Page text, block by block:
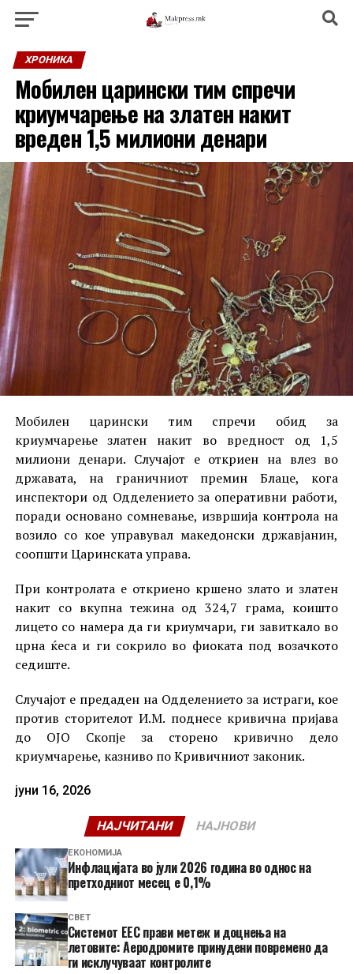
ХРОНИКА
Мобилен царински тим спречи
криумчарење на златен накит
вреден 1,5 милиони денари
Мобилен царински тим спречи обид за
криумчарење златен накит во вредност од 1,5
милиони денари. Случајот е откриен на влез во
државата, на граничниот премин Блаце, кога
инспектори од Одделението за оперативни работи,
поради основано сомневање, извршија контрола на
возило со кое управувал македонски државјанин,
соопшти Царинската управа.
При контролата е откриено кршено злато и златен
накит со вкупна тежина од 324,7 грама, коишто
лицето со намера да ги криумчари, ги завиткало во
црна ќеса и ги сокрило во фиоката под возачкото
седиште.
Случајот е предаден на Одделението за истраги, кое
против сторителот И.М. поднесе кривична пријава
до ОЈО Скопје за сторено кривично дело
криумчарење, казниво по Кривичниот законик.
јуни 16, 2026
НАЈЧИТАНИ НАЈНОВИ
ЕКОНОМИЈА
Инфлацијата во јули 2026 година во однос на
претходниот месец е 0,1%
СВЕТ
Системот ЕЕС прави метеж и доцнења на
летовите: Аеродромите принудени повремено да
ги исклучуваат контролите